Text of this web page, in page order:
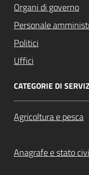
Organi di governo
Personale
Politici
Uffici
CATEGORIE DI
Agricoltura e pesca
Anagrafe e stato